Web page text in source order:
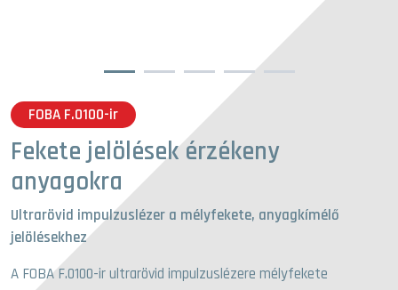
1 2 3 4
FOBA F.0100-ir
Fekete jelölések érzékeny
anyagokra
Ultrarövid impulzuslézer a mélyfekete, anyagkímélő
jelölésekhez
A FOBA F.0100-ir ultrarövid impulzuslézere mélyfekete